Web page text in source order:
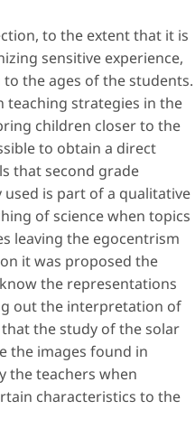
to the extent that it is
sensitive experience,
the ages of the students.
teaching strategies in the
children closer to the
to obtain a direct
that second grade
is part of a qualitative
of science when topics
leaving the egocentrism
it was proposed the
the representations
out the interpretation of
the study of the solar
the images found in
the teachers when
characteristics to the